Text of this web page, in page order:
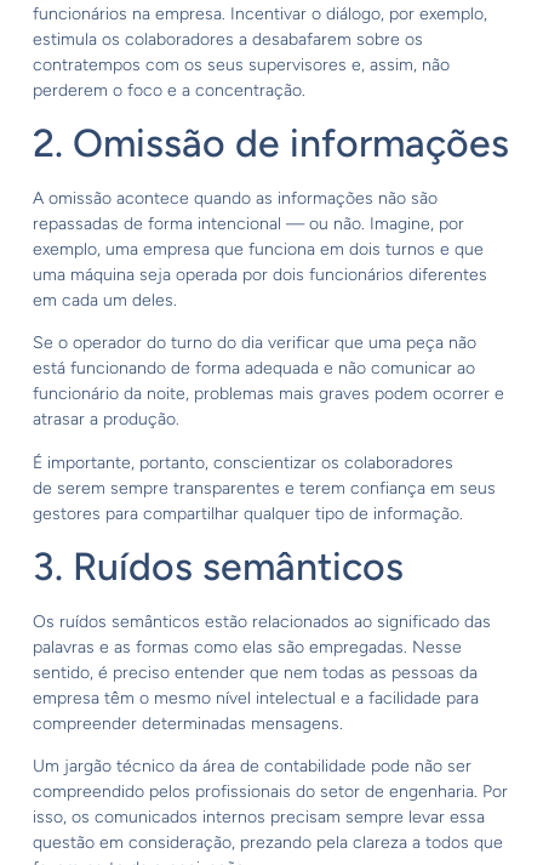
funcionários na empresa. Incentivar o diálogo, por exemplo,
estimula os colaboradores a desabafarem sobre os
contratempos com os seus supervisores e, assim, não
perderem o foco e a concentração.
2. Omissão de informações
A omissão acontece quando as informações não são
repassadas de forma intencional — ou não. Imagine, por
exemplo, uma empresa que funciona em dois turnos e que
uma máquina seja operada por dois funcionários diferentes
em cada um deles.
Se o operador do turno do dia verificar que uma peça não
está funcionando de forma adequada e não comunicar ao
funcionário da noite, problemas mais graves podem ocorrer e
atrasar a produção.
É importante, portanto, conscientizar os colaboradores
de serem sempre transparentes e terem confiança em seus
gestores para compartilhar qualquer tipo de informação.
3. Ruídos semânticos
Os ruídos semânticos estão relacionados ao significado das
palavras e as formas como elas são empregadas. Nesse
sentido, é preciso entender que nem todas as pessoas da
empresa têm o mesmo nível intelectual e a facilidade para
compreender determinadas mensagens.
Um jargão técnico da área de contabilidade pode não ser
compreendido pelos profissionais do setor de engenharia. Por
isso, os comunicados internos precisam sempre levar essa
questão em consideração, prezando pela clareza a todos que